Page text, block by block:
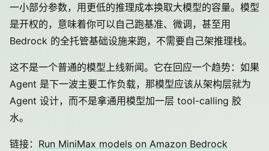
一小部分参数，用更低的推理成本换取大模型的容量。模型
是开权的，意味着你可以自己跑基准、微调，甚至用
Bedrock 的全托管基础设施来跑，不需要自己架推理栈。
这不是一个普通的模型上线新闻。它在回应一个趋势：如果
Agent 是下一波主要工作负载，那模型应该从架构层就为
Agent 设计，而不是拿通用模型加一层 tool-calling 胶
水。
链接： Run MiniMax models on Amazon Bedrock